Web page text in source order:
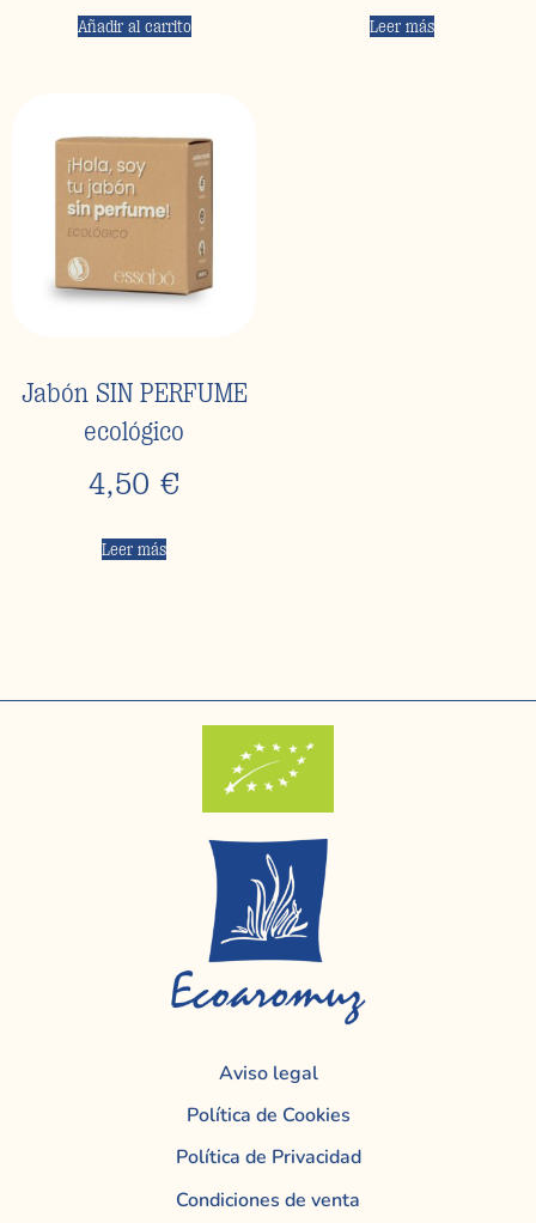
Añadir al carrito Leer más
Jabón SIN PERFUME
ecológico
4,50 €
Leer más
Aviso legal
Política de Cookies
Política de Privacidad
Condiciones de venta